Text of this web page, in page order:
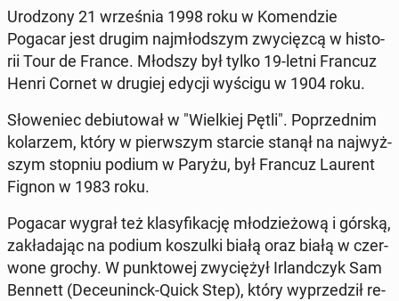
Uro­dzo­ny 21 wrze­śnia 1998 roku w Ko­men­dzie
Pogacar jest drugim naj­młod­szym zwy­cięz­cą w hi­sto­
rii Tour de France. Młodszy był tylko 19-letni Francuz
Henri Cornet w drugiej edycji wyścigu w 1904 roku.
Sło­we­niec de­biu­to­wał w "Wiel­kiej Pętli". Po­przed­nim
ko­la­rzem, który w pierw­szym starcie stanął na naj­wyż­
szym stopniu podium w Paryżu, był Francuz Laurent
Fignon w 1983 roku.
Pogacar wygrał też kla­sy­fi­ka­cję mło­dzie­żo­wą i górską,
za­kła­da­jąc na podium ko­szul­ki białą oraz białą w czer­
wo­ne grochy. W punk­to­wej zwy­cię­żył Ir­land­czyk Sam
Bennett (De­ceu­ninck-Quick Step), który wy­prze­dził re­